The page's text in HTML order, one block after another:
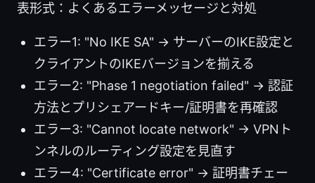
表形式：よくあるエラーメッセージと対処
エラー1: "No IKE SA" → サーバーのIKE設定と
クライアントのIKEバージョンを揃える
エラー2: "Phase 1 negotiation failed" → 認証
方法とプリシェアードキー/証明書を再確認
エラー3: "Cannot locate network" → VPNト
ンネルのルーティング設定を見直す
エラー4: "Certificate error" → 証明書チェー